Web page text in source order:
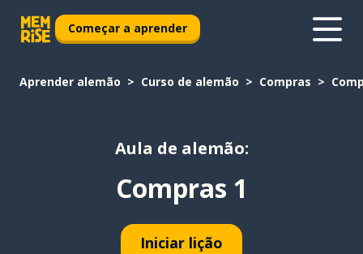
Começar a aprender
Aprender alemão Curso de alemão Compras
Aula de alemão:
Compras 1
Iniciar lição